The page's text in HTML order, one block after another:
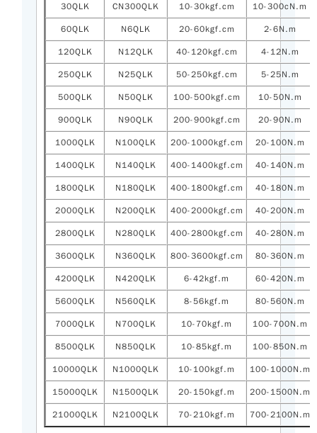
30QLK
CN300QLK 10-30kgf.cm 10-300cN.m
60QLK
N6QLK 20-60kgf.cm
2-6N.m
120QLK
N12QLK 40-120kgf.cm
4-12N.m
250QLK
N25QLK 50-250kgf.cm
5-25N.m
500QLK
N50QLK 100-500kgf.cm
10-50N.m
900QLK
N90QLK 200-900kgf.cm
20-90N.m
1000QLK
N100QLK 200-1000kgf.cm
20-100N.m
1400QLK
N140QLK 400-1400kgf.cm
40-140N.m
1800QLK
N180QLK 400-1800kgf.cm
40-180N.m
2000QLK
N200QLK 400-2000kgf.cm
40-200N.m
2800QLK
N280QLK 400-2800kgf.cm
40-280N.m
3600QLK
N360QLK 800-3600kgf.cm
80-360N.m
4200QLK
N420QLK 6-42kgf.m
60-420N.m
5600QLK
N560QLK 8-56kgf.m
80-560N.m
7000QLK
N700QLK 10-70kgf.m
100-700N.m
8500QLK
N850QLK 10-85kgf.m
100-850N.m
10000QLK
N1000QLK 10-100kgf.m
100-1000N.m
15000QLK
N1500QLK 20-150kgf.m
200-1500N.m
21000QLK
N2100QLK 70-210kgf.m 700-2100N.m